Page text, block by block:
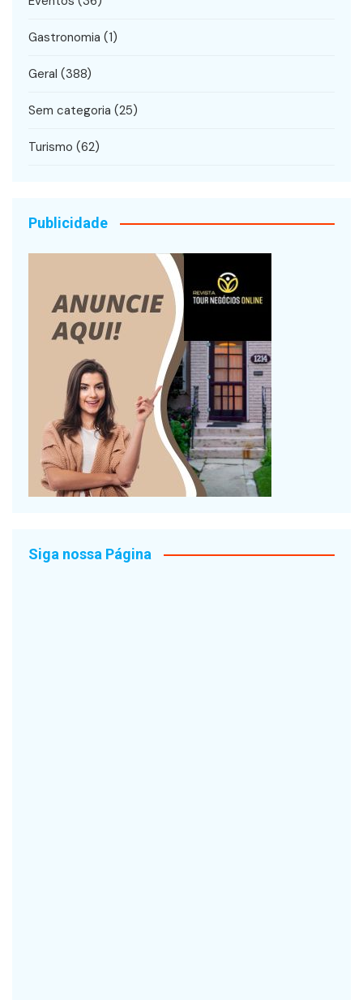
Gastronomia (1)
Geral (388)
Sem categoria (25)
Turismo (62)
Publicidade
Siga nossa Página